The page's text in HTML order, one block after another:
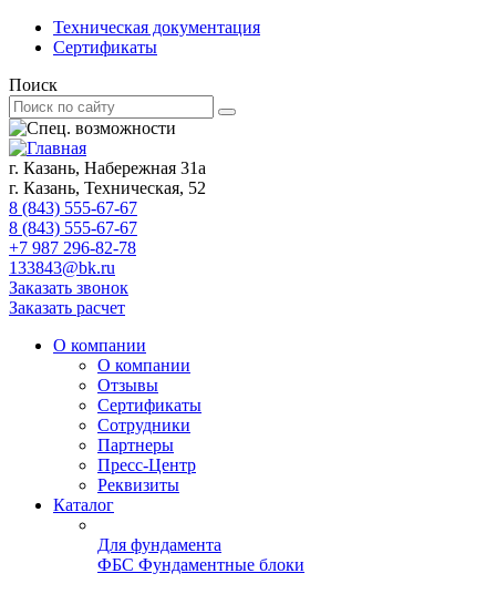
Техническая документация
Сертификаты
Поиск
г. Казань, Набережная 31а
г. Казань, Техническая, 52
8 (843) 555-67-67
8 (843) 555-67-67
+7 987 296-82-78
133843@bk.ru
Заказать звонок
Заказать расчет
О компании
О компании
Отзывы
Сертификаты
Сотрудники
Партнеры
Пресс-Центр
Реквизиты
Каталог
Для фундамента
ФБС Фундаментные блоки